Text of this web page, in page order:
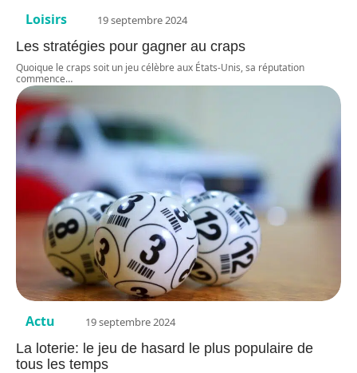
Loisirs 19 septembre 2024
Les stratégies pour gagner au craps
Quoique le craps soit un jeu célèbre aux États-Unis, sa réputation
commence…
Actu 19 septembre 2024
La loterie: le jeu de hasard le plus populaire de
tous les temps